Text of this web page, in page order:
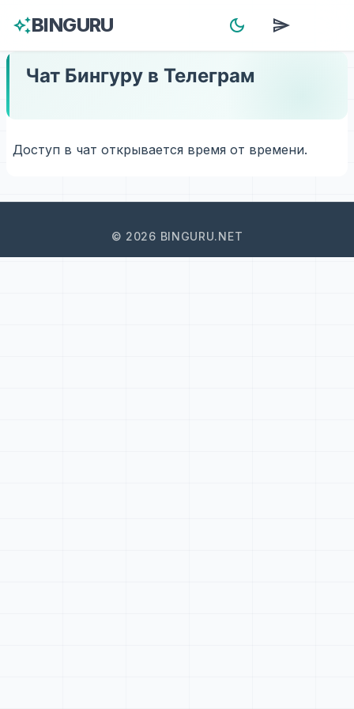
auto_awesomeBINGURU dark_mode send
Чат Бингуру в Телеграм
Доступ в чат открывается время от времени.
© 2026 BINGURU.NET